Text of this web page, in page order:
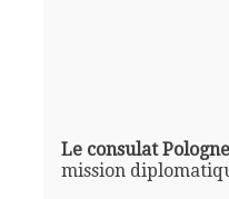
Le consulat Pologne
mission